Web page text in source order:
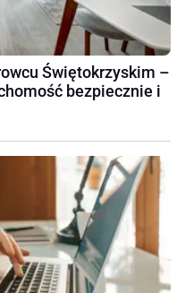
Świętokrzyskim –
bezpiecznie i